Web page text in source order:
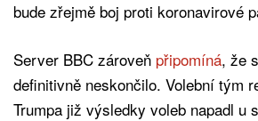
bude zřejmě boj proti koronavirové
Server BBC zároveň připomíná, že
definitivně neskončilo. Volební tým
Trumpa již výsledky voleb napadl u